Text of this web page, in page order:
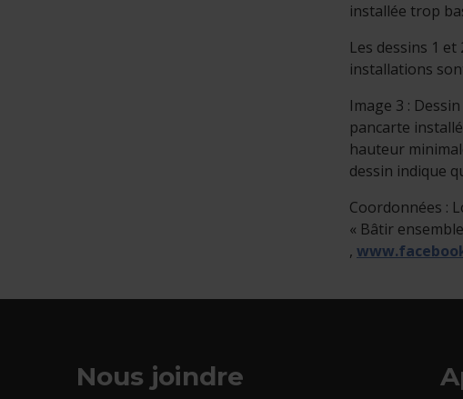
installée trop
Les dessins 1
installations
Image 3 :
pancarte
hauteur
dessin indique
Coordonnées :
« Bâtir
- Cet
,
Nous joindre